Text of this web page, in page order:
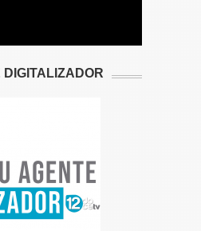
DIGITALIZADOR